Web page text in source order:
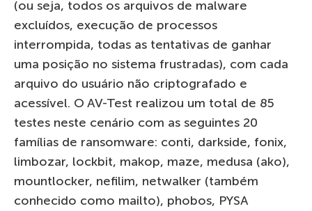
(ou seja, todos os arquivos de malware
excluídos, execução de processos
interrompida, todas as tentativas de ganhar
uma posição no sistema frustradas), com cada
arquivo do usuário não criptografado e
acessível. O AV-Test realizou um total de 85
testes neste cenário com as seguintes 20
famílias de ransomware: conti, darkside, fonix,
limbozar, lockbit, makop, maze, medusa (ako),
mountlocker, nefilim, netwalker (também
conhecido como mailto), phobos, PYSA